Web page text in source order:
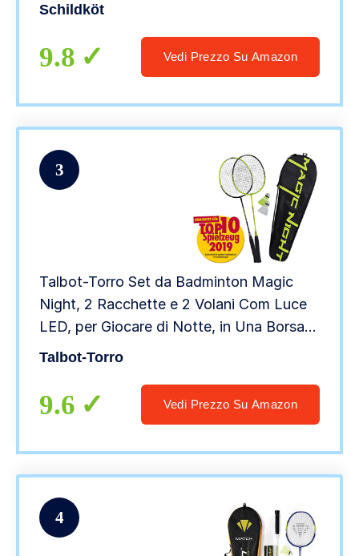
Schildköt
9.8 Vedi Prezzo Su Amazon
3
Talbot-Torro Set da Badminton Magic
Night, 2 Racchette e 2 Volani Com Luce
LED, per Giocare di Notte, in Una Borsa
di qualità, 449405, Taglia Unica
Talbot-Torro
9.6 Vedi Prezzo Su Amazon
4